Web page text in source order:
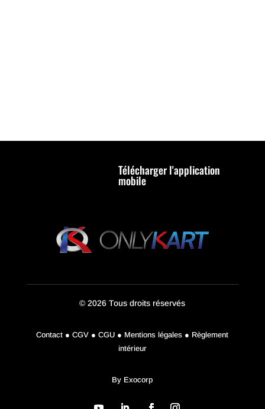
Télécharger l'application
mobile
© 2026 Tous droits réservés
Contact ● CGV ● CGU ● Mentions légales ● Règlement
intérieur
By Exocorp